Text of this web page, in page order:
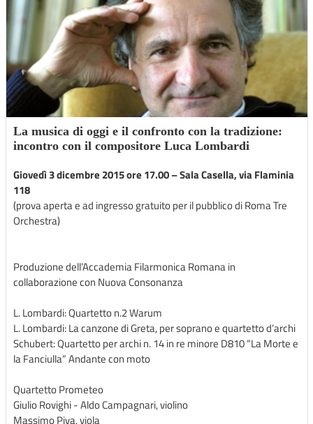
La musica di oggi e il confronto con la tradizione:
incontro con il compositore Luca Lombardi
Giovedì 3 dicembre 2015 ore 17.00 – Sala Casella, via Flaminia
118
(prova aperta e ad ingresso gratuito per il pubblico di Roma Tre
Orchestra)
Produzione dell’Accademia Filarmonica Romana in
collaborazione con Nuova Consonanza
L. Lombardi: Quartetto n.2 Warum
L. Lombardi: La canzone di Greta, per soprano e quartetto d’archi
Schubert: Quartetto per archi n. 14 in re minore D810 “La Morte e
la Fanciulla” Andante con moto
Quartetto Prometeo
Giulio Rovighi - Aldo Campagnari, violino
Massimo Piva, viola